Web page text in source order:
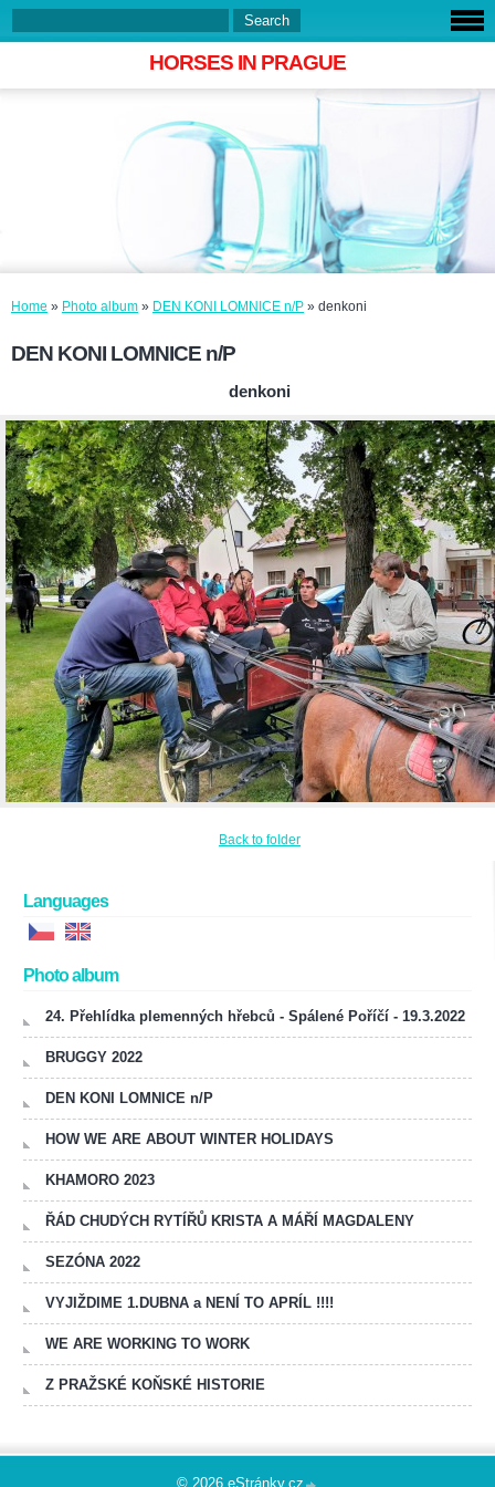
HORSES IN PRAGUE
Home » Photo album » DEN KONI LOMNICE n/P » denkoni
DEN KONI LOMNICE n/P
denkoni
Back to folder
Languages
Photo album
24. Přehlídka plemenných hřebců - Spálené Poříčí - 19.3.2022
BRUGGY 2022
DEN KONI LOMNICE n/P
HOW WE ARE ABOUT WINTER HOLIDAYS
KHAMORO 2023
ŘÁD CHUDÝCH RYTÍŘŮ KRISTA A MÁŘÍ MAGDALENY
SEZÓNA 2022
VYJIŽDIME 1.DUBNA a NENÍ TO APRÍL !!!!
WE ARE WORKING TO WORK
Z PRAŽSKÉ KOŇSKÉ HISTORIE
© 2026 eStránky.cz